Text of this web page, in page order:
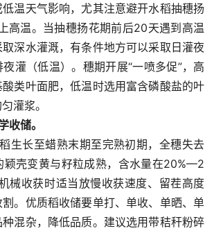
温天气影响，尤其注意避开水稻抽穗扬
温。当抽穗扬花期前后20天遇到高温
深水灌溉，有条件地方可以采取日灌夜
灌（低温）。穗期开展“一喷多促”，高
类叶面肥，低温时选用富含磷酸盐的叶
灌浆。
收储。
生长至蜡熟末期至完熟初期，全穗失去
颖壳变黄与籽粒成熟，含水量在20%—2
械收获时适当放慢收获速度、留茬高度
。优质稻收储要单打、单收、单晒、单
混杂，降低品质。建议选用带秸秆粉碎